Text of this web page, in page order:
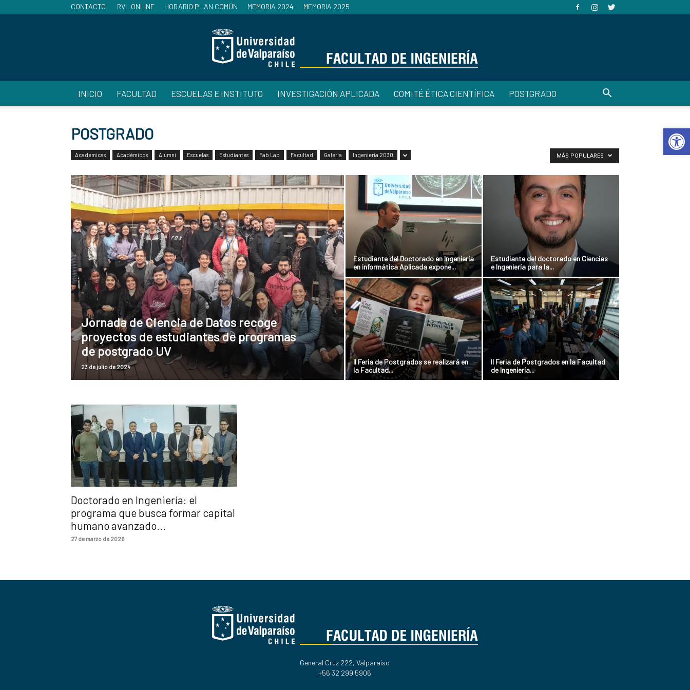
Abrir
CONTACTO RVL ONLINE HORARIO PLAN COMÚN MEMORIA 2024 MEMORIA 2025
Ingeniería
INICIO FACULTAD ESCUELAS E INSTITUTO INVESTIGACIÓN APLICADA COMITÉ ÉTICA CIENTÍFICA POSTGRADO
POSTGRADO
Académicas Académicos Alumni Escuelas Estudiantes Fab Lab Facultad Galería Ingeniería 2030 MÁS POPULARES
Jornada de Ciencia de Datos recoge
proyectos de estudiantes de programas
de postgrado UV
23 de julio de 2024
Estudiante del Doctorado en Ingeniería
en informática Aplicada expone...
Estudiante del doctorado en Ciencias
e Ingeniería para la...
II Feria de Postgrados se realizará en
la Facultad...
II Feria de Postgrados en la Facultad
de Ingeniería...
Doctorado en Ingeniería: el
programa que busca formar capital
humano avanzado...
27 de marzo de 2026
General Cruz 222, Valparaíso
+56 32 299 5906